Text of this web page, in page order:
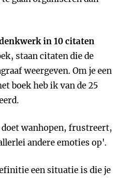
in 10 citaten
staan citaten die de
weergeven. Om je een
boek heb ik van de 25
doet wanhopen, frustreert,
andere emoties op'.
een situatie is die je